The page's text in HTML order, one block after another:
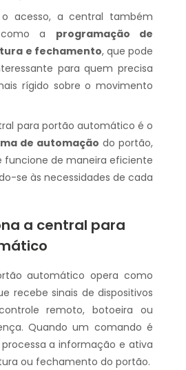
acesso, a central também
como a programação de
e fechamento, que pode
para quem precisa
rígido sobre o movimento
para portão automático é o
de automação do portão,
funcione de maneira eficiente
se às necessidades de cada
a central para
automático opera como
recebe sinais de dispositivos
remoto, botoeira ou
Quando um comando é
a informação e ativa
ou fechamento do portão.